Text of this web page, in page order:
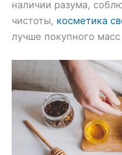
наличии разума,
чистоты, косметика
лучше покупного